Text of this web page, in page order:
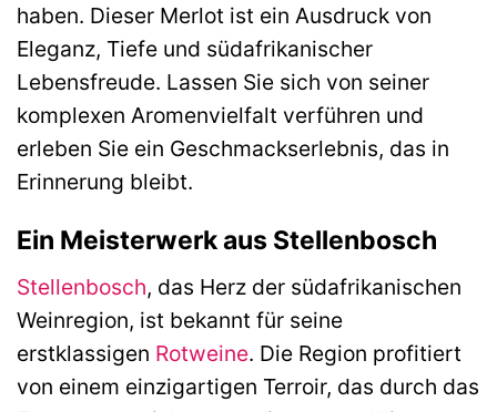
haben. Dieser Merlot ist ein Ausdruck von
Eleganz, Tiefe und südafrikanischer
Lebensfreude. Lassen Sie sich von seiner
komplexen Aromenvielfalt verführen und
erleben Sie ein Geschmackserlebnis, das in
Erinnerung bleibt.
Ein Meisterwerk aus Stellenbosch
Stellenbosch, das Herz der südafrikanischen
Weinregion, ist bekannt für seine
erstklassigen Rotweine. Die Region profitiert
von einem einzigartigen Terroir, das durch das